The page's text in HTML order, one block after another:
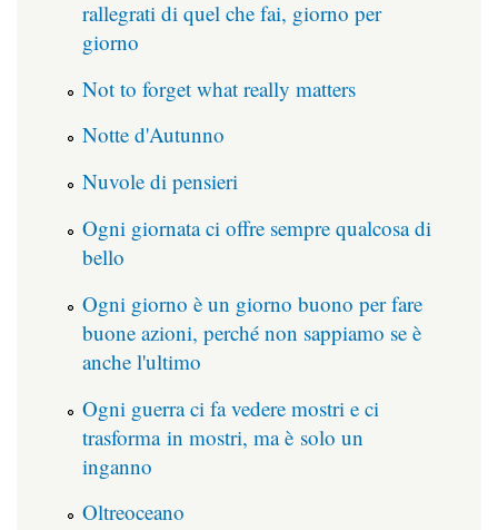
rallegrati di quel che fai, giorno per
giorno
Not to forget what really matters
Notte d'Autunno
Nuvole di pensieri
Ogni giornata ci offre sempre qualcosa di
bello
Ogni giorno è un giorno buono per fare
buone azioni, perché non sappiamo se è
anche l'ultimo
Ogni guerra ci fa vedere mostri e ci
trasforma in mostri, ma è solo un
inganno
Oltreoceano